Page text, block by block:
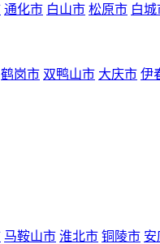
通化市 白山市 松原市 白城
鹤岗市 双鸭山市 大庆市 伊
马鞍山市 淮北市 铜陵市 安